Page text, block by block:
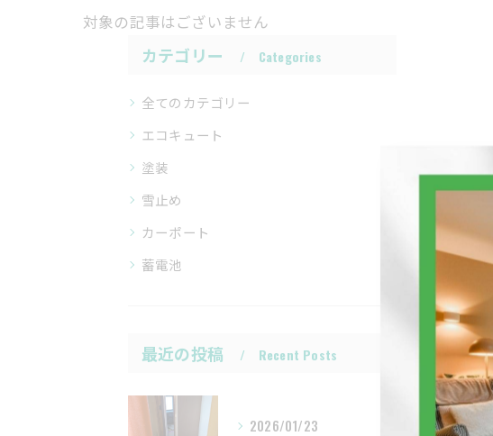
対象の記事はございません
カテゴリー Categories
全てのカテゴリー
エコキュート
塗装
雪止め
カーポート
蓄電池
最近の投稿 Recent Posts
2026/01/23